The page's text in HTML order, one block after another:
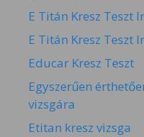
E Titán Kresz Teszt
E Titán Kresz Teszt
Educar Kresz Teszt
Egyszerűen
vizsgára
Etitan kresz vizsga